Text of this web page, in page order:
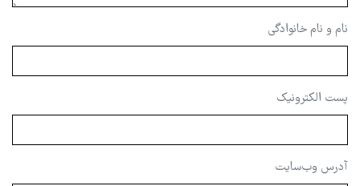
نام و نام خانوادگی
پست الکترونیک
آدرس وب‌سایت